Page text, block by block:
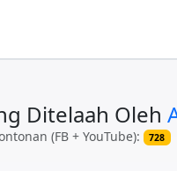
Ditelaah Oleh
(FB + YouTube): 728